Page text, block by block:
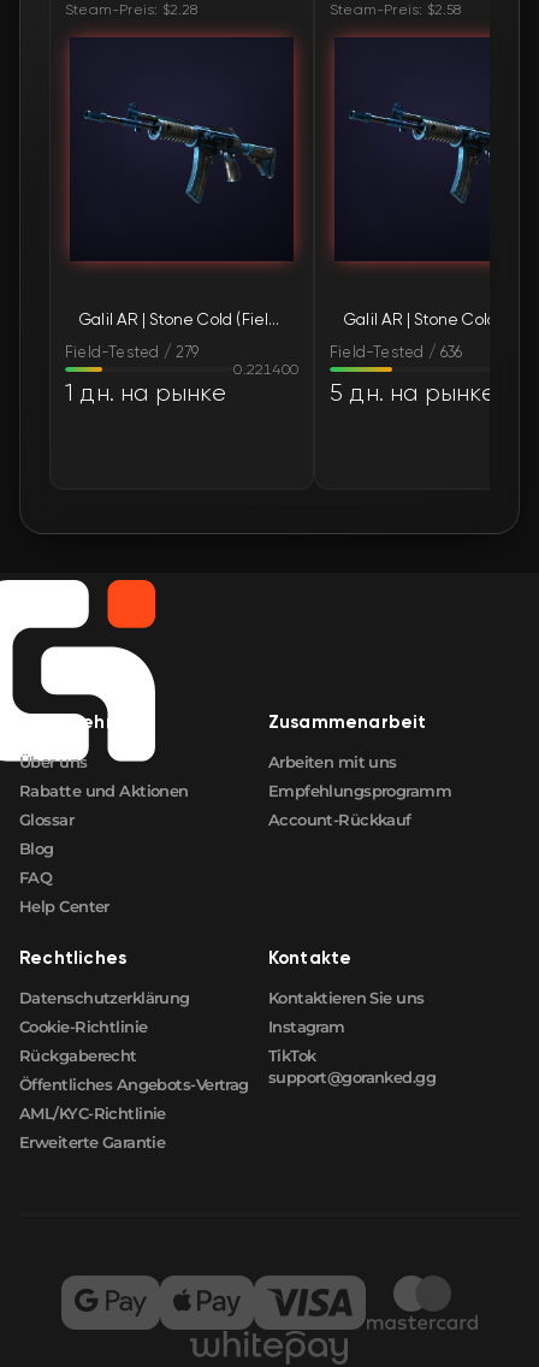
FN $2.95🛒
$2.95🛒
🛒
FN $2.95🛒
FN $2.95🛒
FN $2.95 🛒
FN
Steam-Preis: $2.28
Galil AR | Stone Cold (Field-Tested)
Field-Tested / 279
0.221400
1 дн. на рынке
Steam-Preis: $2.58
Field-Tested / 636
5 дн. на рынке
Unternehmen
Über uns
Rabatte und Aktionen
Glossar
Blog
FAQ
Help Center
Zusammenarbeit
Arbeiten mit uns
Empfehlungsprogramm
Account-Rückkauf
Rechtliches
Datenschutzerklärung
Cookie-Richtlinie
Rückgaberecht
Öffentliches Angebots-Vertrag
AML/KYC-Richtlinie
Erweiterte Garantie
Kontakte
Kontaktieren Sie uns
Instagram
TikTok
support@goranked.gg